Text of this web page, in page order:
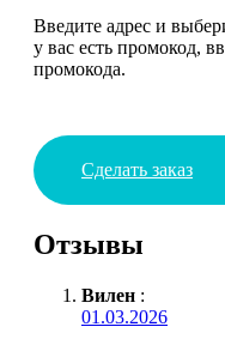
Введите адрес и
у вас есть промокод,
промокода.
Сделать заказ
Отзывы
Вилен :
01.03.2026